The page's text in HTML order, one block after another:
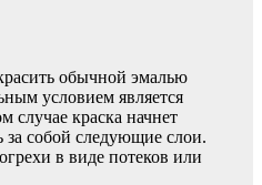
обычной эмалью
условием является
случае краска начнет
собой следующие слои.
в виде потеков или